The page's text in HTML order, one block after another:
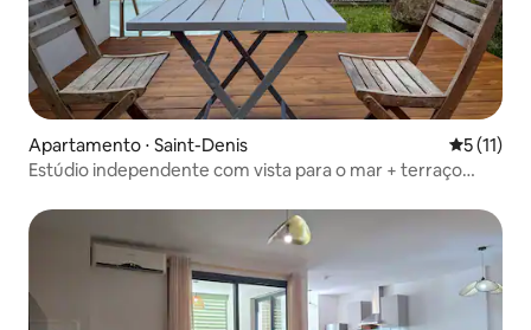
Apartamento ⋅ Saint-Denis 5 de uma
5 (11)
Estúdio independente com vista para o mar + terraço